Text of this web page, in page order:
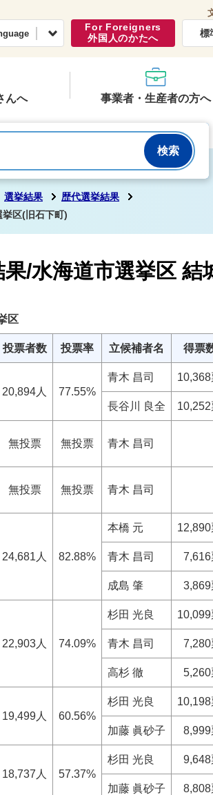
常総市公式ホームページくらし・行政
For Foreigners
外国人のかたへ
標
んへ 事業者・生産者の方へ
選挙結果
歴代選挙結果
区(旧石下町)
/水海道市選挙区 結
区
投票者数 投票率 立候補者名 得票
20,894人 77.55%
青木 昌司
長谷川 良全
無投票 無投票 青木 昌司
無投票 無投票 青木 昌司
24,681人 82.88%
本橋 元
青木 昌司 7,616
成島 肇 3,869
22,903人 74.09%
杉田 光良
青木 昌司 7,280
高杉 徹 5,260
19,499人 60.56%
杉田 光良
加藤 眞砂子 8,999
18,737人 57.37%
杉田 光良 9,648
加藤 眞砂子 8,808